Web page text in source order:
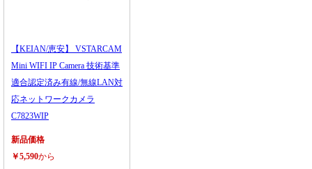
【KEIAN/恵安】 VSTARCAM
Mini WIFI IP Camera 技術基準
適合認定済み有線/無線LAN対
応ネットワークカメラ
C7823WIP
新品価格
￥5,590から